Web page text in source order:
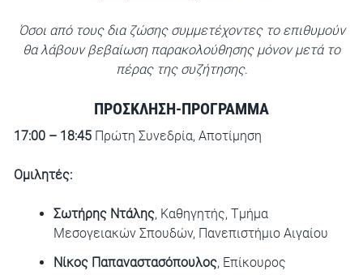
Όσοι από τους δια ζώσης συμμετέχοντες το επιθυμούν
θα λάβουν βεβαίωση παρακολούθησης μόνον μετά το
πέρας της συζήτησης.
ΠΡΟΣΚΛΗΣΗ-ΠΡΟΓΡΑΜΜΑ
17:00 – 18:45 Πρώτη Συνεδρία, Αποτίμηση
Ομιλητές:
Σωτήρης Ντάλης, Καθηγητής, Τμήμα
Μεσογειακών Σπουδών, Πανεπιστήμιο Αιγαίου
Νίκος Παπαναστασόπουλος, Επίκουρος